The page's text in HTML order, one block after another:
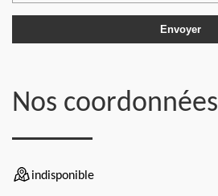
Nos coordonnées
indisponible